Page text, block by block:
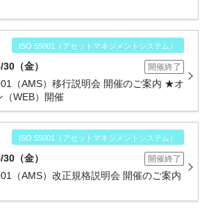
ISO 55001（アセットマネジメントシステム）
（金） 開催終了
（AMS）移行説明会 開催のご案内 ★オ
（WEB）開催
ISO 55001（アセットマネジメントシステム）
（金） 開催終了
（AMS）改正規格説明会 開催のご案内